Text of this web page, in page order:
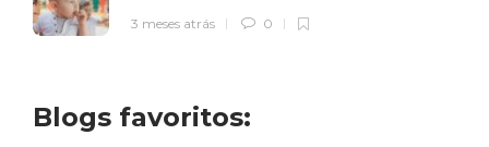
3 meses atrás 0
Blogs favoritos: